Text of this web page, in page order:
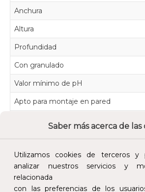
Saber más acerca de las
Utilizamos cookies de terceros y
analizar nuestros servicios y
relacionada
con las preferencias de los
Anchura
Altura
Profundidad
Con granulado
Valor mínimo de pH
Apto para montaje en pared
Alarma sonora
Grado de protección (IP)